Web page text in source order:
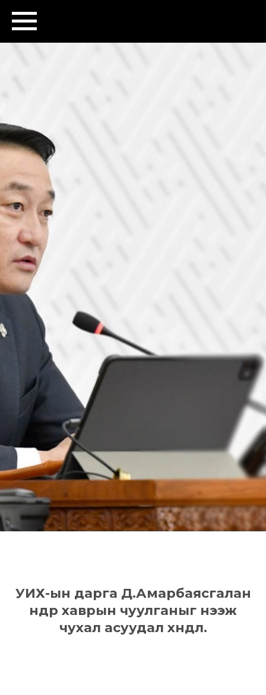
УИХ-ын дарга Д.Амарбаясгалан
өнөөдөр хаврын чуулганыг нээж
чухал асуудал хөндлөө.